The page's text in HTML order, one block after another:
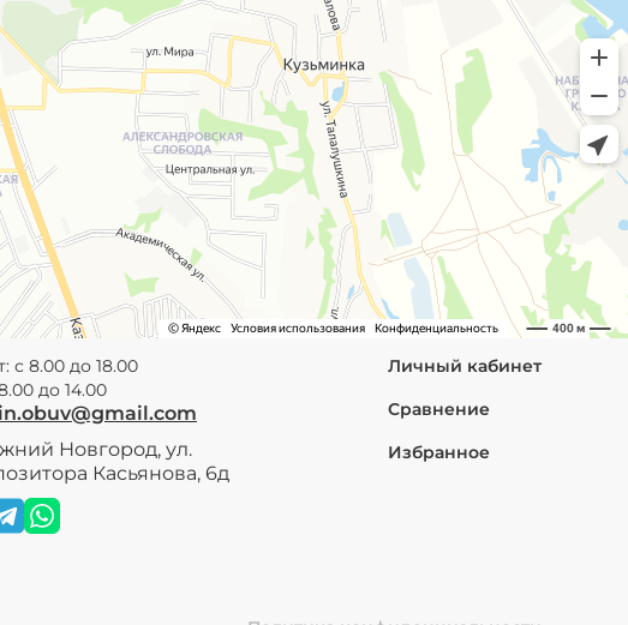
с 8.00 до 18.00
до 14.00
Новгород, ул.
Касьянова, 6д
Личный кабинет
Сравнение
Избранное